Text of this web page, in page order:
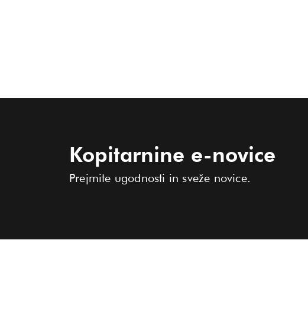
Kopitarnine e-novice
Prejmite ugodnosti in sveže novice.